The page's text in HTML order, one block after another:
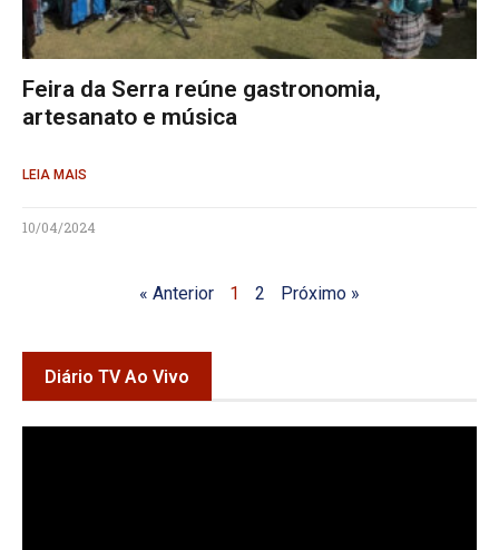
Feira da Serra reúne gastronomia,
artesanato e música
LEIA MAIS
10/04/2024
« Anterior 1 2 Próximo »
Diário TV Ao Vivo